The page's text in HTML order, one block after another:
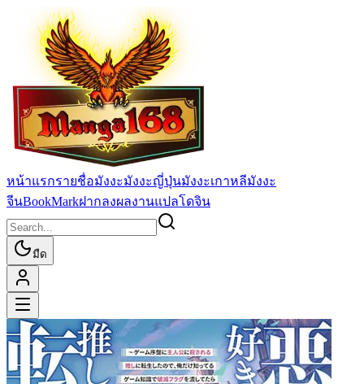
หน้าแรกรายชื่อมังงะมังงะญี่ปุ่นมังงะเกาหลีมังงะ
จีนBookMarkฝากลงผลงานแปลโดจิน
มืด